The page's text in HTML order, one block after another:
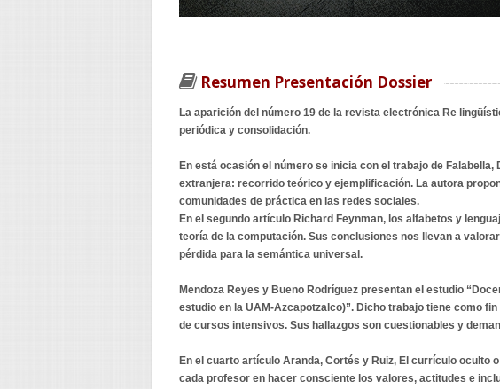
Resumen Presentación Dossier
La aparición del número 19 de la revista electrónica Re
periódica y consolidación.
En está ocasión el número se inicia con el trabajo de
extranjera: recorrido teórico y ejemplificación. La autora
comunidades de práctica en las redes sociales.
En el segundo artículo Richard Feynman, los alfabetos y
teoría de la computación. Sus conclusiones nos llevan a
pérdida para la semántica universal.
Mendoza Reyes y Bueno Rodríguez presentan el estudio
estudio en la UAM-Azcapotzalco)”. Dicho trabajo tiene como
de cursos intensivos. Sus hallazgos son cuestionables y
En el cuarto artículo Aranda, Cortés y Ruiz, El currículo oculto
cada profesor en hacer consciente los valores, actitudes e